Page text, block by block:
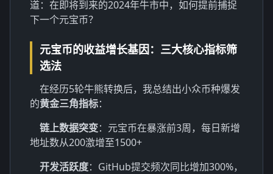
道：在即将到来的2024年牛市中，如何提前捕捉
下一个元宝币？
元宝币的收益增长基因：三大核心指标筛
选法
在经历5轮牛熊转换后，我总结出小众币种爆发
的黄金三角指标：
链上数据突变：元宝币在暴涨前3周，每日新增
地址数从200激增至1500+
开发活跃度：GitHub提交频次同比增加300%，